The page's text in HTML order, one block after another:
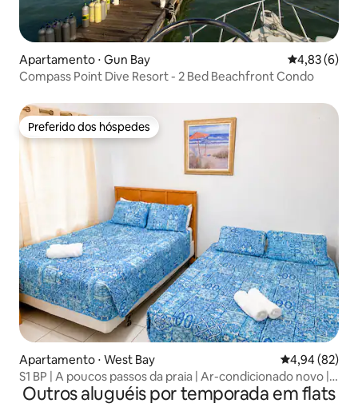
Apartamento ⋅ Gun Bay 4,83 de uma
4,83 (6)
Compass Point Dive Resort - 2 Bed Beachfront Condo
Preferido dos hóspedes
Preferido dos hóspedes
Apartamento ⋅ West Bay 4,94 de uma
4,94 (82)
S1 BP | A poucos passos da praia | Ar-condicionado novo |
Apartamento inteiro
Outros aluguéis por temporada em flats